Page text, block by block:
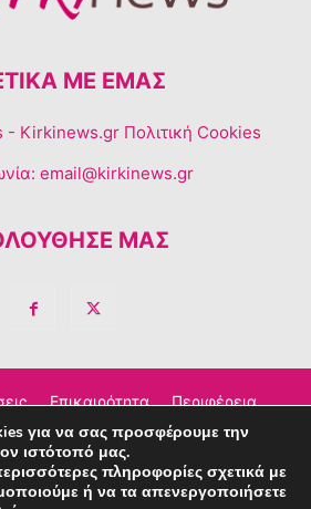
ΜΕ ΕΜΆΣ
- Kirkinews.gr Πολιτική Cookies
email@kirkinews.gr
ΜΑΣ
Επικαιρότητα Περιφέρεια
– Πολιτισμός Διαφημιστείτε
Επικοινωνία
για να σας προσφέρουμε την
ιστότοπό μας.
πληροφορίες σχετικά με
ή να τα απενεργοποιήσετε